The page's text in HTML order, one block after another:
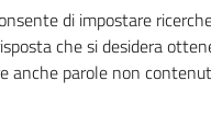
di impostare
che si desidera
anche parole non